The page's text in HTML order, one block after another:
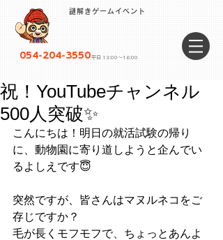
謎解きゲームイベント
054-204-3550 平日 13:00〜18:00
祝！YouTubeチャンネル
500人突破✨
こんにちは！明日の就活試験の帰り
に、動物園に寄り道しようと企んでい
るよしえです😇
突然ですが、皆さんはマヌルネコをご
存じですか？
毛が長くモフモフで、ちょっとあんよ